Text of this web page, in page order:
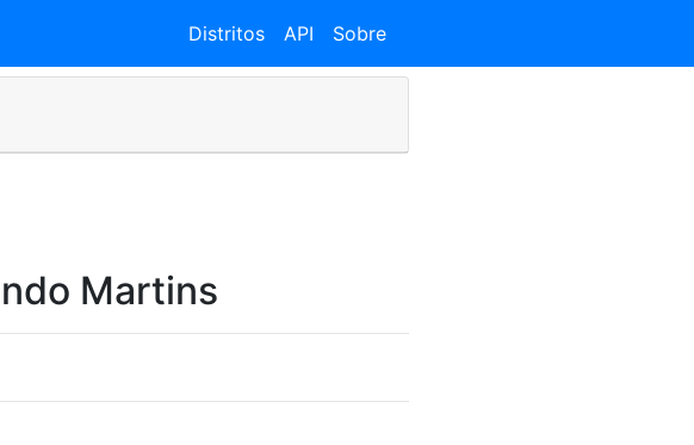
Distritos API Sobre
Martins